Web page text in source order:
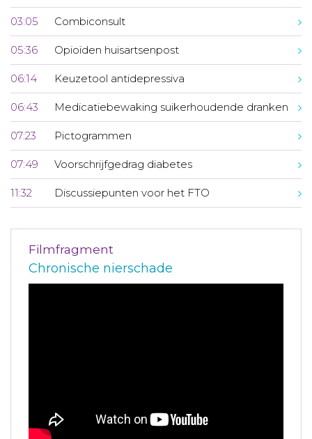
03:05 Combiconsult
05:36 Opioïden huisartsenpost
06:14 Keuzetool antidepressiva
06:43 Medicatiebewaking suikerhoudende dranken
07:23 Pictogrammen
07:49 Voorschrijfgedrag diabetes
11:32 Discussiepunten voor het FTO
Filmfragment
Chronische nierschade